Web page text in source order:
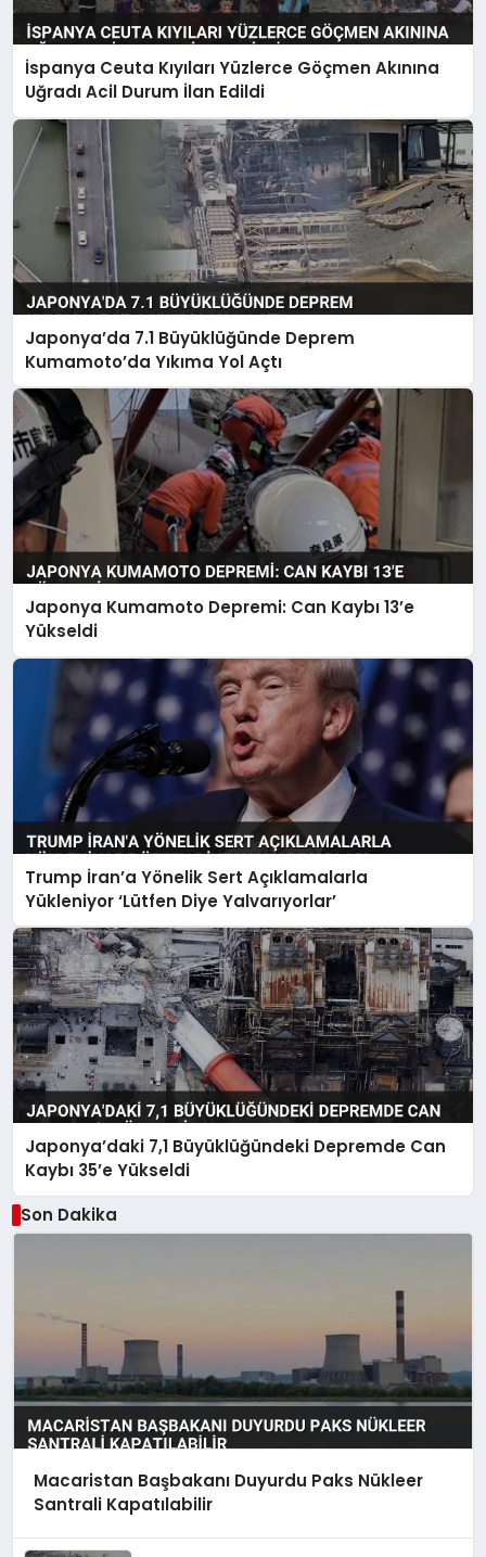
İspanya Ceuta Kıyıları Yüzlerce Göçmen Akınına
Uğradı Acil Durum İlan Edildi
Japonya’da 7.1 Büyüklüğünde Deprem
Kumamoto’da Yıkıma Yol Açtı
Japonya Kumamoto Depremi: Can Kaybı 13’e
Yükseldi
Trump İran’a Yönelik Sert Açıklamalarla
Yükleniyor ‘Lütfen Diye Yalvarıyorlar’
Japonya’daki 7,1 Büyüklüğündeki Depremde Can
Kaybı 35’e Yükseldi
Son Dakika
Macaristan Başbakanı Duyurdu Paks Nükleer
Santrali Kapatılabilir